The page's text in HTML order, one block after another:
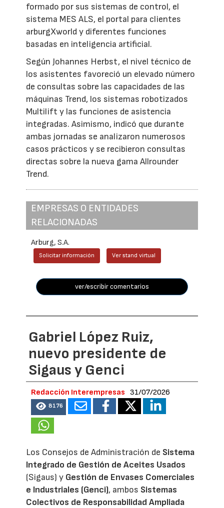
formado por sus sistemas de control, el
sistema MES ALS, el portal para clientes
arburgXworld y diferentes funciones
basadas en inteligencia artificial.
Según Johannes Herbst, el nivel técnico de
los asistentes favoreció un elevado número
de consultas sobre las capacidades de las
máquinas Trend, los sistemas robotizados
Multilift y las funciones de asistencia
integradas. Asimismo, indicó que durante
ambas jornadas se analizaron numerosos
casos prácticos y se recibieron consultas
directas sobre la nueva gama Allrounder
Trend.
EMPRESAS O ENTIDADES
RELACIONADAS
Arburg, S.A.
Solicitar información Ver stand virtual
ver/escribir comentarios
Gabriel López Ruiz,
nuevo presidente de
Sigaus y Genci
Redacción Interempresas 31/07/2026
8176
Los Consejos de Administración de Sistema
Integrado de Gestión de Aceites Usados
(Sigaus) y Gestión de Envases Comerciales
e Industriales (Genci), ambos Sistemas
Colectivos de Responsabilidad Ampliada